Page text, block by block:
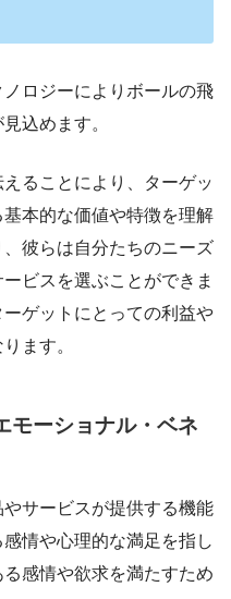
ロジーによりボールの飛
込めます。
ることにより、ターゲッ
本的な価値や特徴を理解
彼らは自分たちのニーズ
ビスを選ぶことができま
ゲットにとっての利益や
ます。
モーショナル・ベネ
サービスが提供する機能
情や心理的な満足を指し
感情や欲求を満たすため